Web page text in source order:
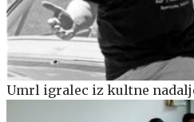
Umrl igralec iz kultne